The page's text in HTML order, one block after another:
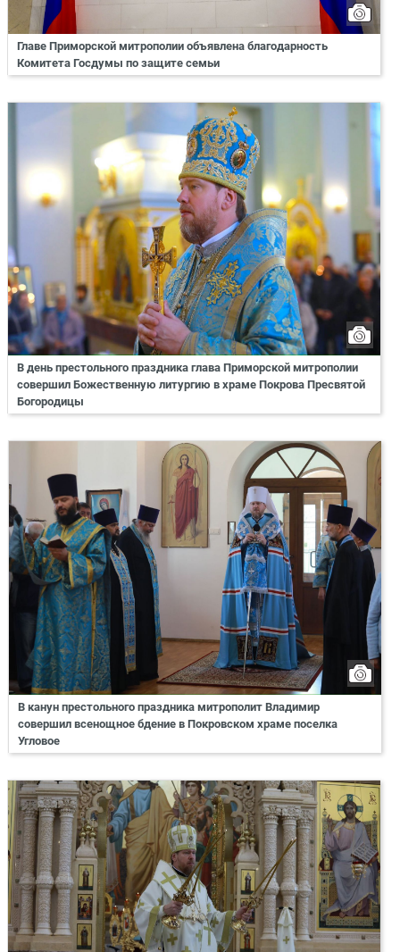
Главе Приморской митрополии объявлена благодарность
Комитета Госдумы по защите семьи
В день престольного праздника глава Приморской митрополии
совершил Божественную литургию в храме Покрова Пресвятой
Богородицы
В канун престольного праздника митрополит Владимир
совершил всенощное бдение в Покровском храме поселка
Угловое